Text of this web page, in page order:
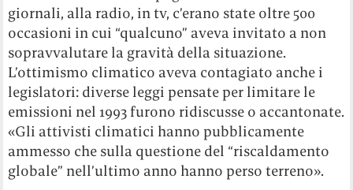
giornali, alla radio, in tv, c’erano state oltre 500
occasioni in cui “qualcuno” aveva invitato a non
sopravvalutare la gravità della situazione.
L’ottimismo climatico aveva contagiato anche i
legislatori: diverse leggi pensate per limitare le
emissioni nel 1993 furono ridiscusse o accantonate.
«Gli attivisti climatici hanno pubblicamente
ammesso che sulla questione del “riscaldamento
globale” nell’ultimo anno hanno perso terreno».